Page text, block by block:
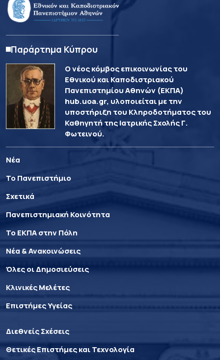
Παράρτημα Κύπρου
Ο νέος κόμβος επικοινωνίας του
Εθνικού και Καποδιστριακού
Πανεπιστημίου Αθηνών (ΕΚΠΑ)
hub.uoa.gr, υλοποιείται με την
υποστήριξη του Κληροδοτήματος του
Καθηγητή της Ιατρικής Σχολής Γ.
Φωτεινού.
Νέα
Το Πανεπιστήμιο
Σχετικά
Πανεπιστημιακή Κοινότητα
Το ΕΚΠΑ στην Πόλη
Νέα & Ανακοινώσεις
Όλες οι Δημοσιεύσεις
Κλινικές Μελέτες
Επιστήμες Υγείας
Διεθνείς Σχέσεις
Θετικές Επιστήμες και Τεχνολογία